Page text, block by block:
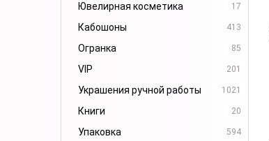
Ювелирная косметика 17
Кабошоны 413
Огранка 85
VIP 201
Украшения ручной работы 1021
Книги 20
Упаковка 594